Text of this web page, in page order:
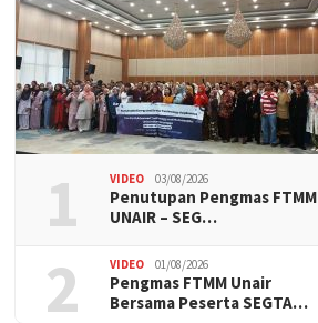
1 VIDEO 03/08/2026
Penutupan Pengmas FTMM
UNAIR – SEG…
2 VIDEO 01/08/2026
Pengmas FTMM Unair
Bersama Peserta SEGTA…